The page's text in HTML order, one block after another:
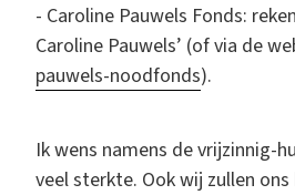
- Caroline Pauwels Fonds:
Caroline Pauwels’ (of via de
pauwels-noodfonds).
Ik wens namens de vrijzinnig-
veel sterkte. Ook wij zullen